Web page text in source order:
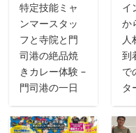
特定技能ミャ
ンマースタッ
フと寺院と門
司港の絶品焼
きカレー体験 –
門司港の一日
イ
か
人
到
で
タ